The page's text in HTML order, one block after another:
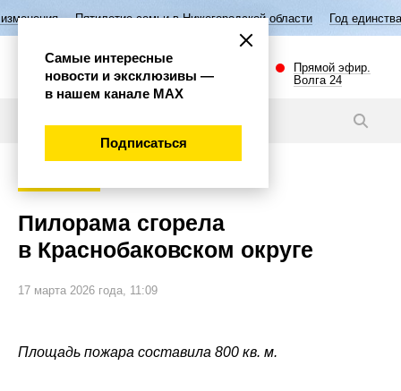
семьи в Нижегородской области Год единства народов России
Прямой эфир.
Волга 24
Пилорама сгорела
в Краснобаковском округе
17 марта 2026 года, 11:09
Площадь пожара составила 800 кв. м.
Самые интересные
новости и эксклюзивы —
в нашем канале МАХ
Подписаться